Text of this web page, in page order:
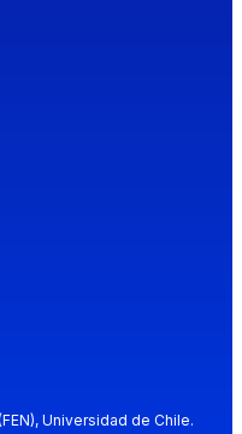
Universidad de Chile.